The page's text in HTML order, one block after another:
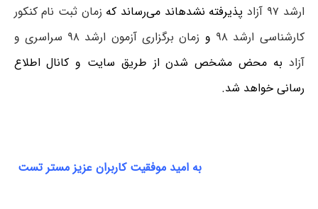
ارشد ۹۷ آزاد
پذیرفته نشده‎اند می‌رساند که
زمان ثبت نام کنکور
کارشناسی ارشد ۹۸
و
زمان برگزاری آزمون ارشد ۹۸ سراسری و
آزاد به محض مشخص شدن از طریق سایت و کانال اطلاع
رسانی خواهد شد.
به امید موفقیت کاربران عزیز مستر تست